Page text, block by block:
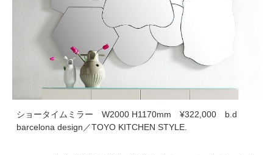
ショータイムミラー W2000 H1170mm ¥322,000 b.d
barcelona design／TOYO KITCHEN STYLE.